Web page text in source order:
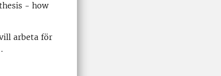
- how
arbeta för